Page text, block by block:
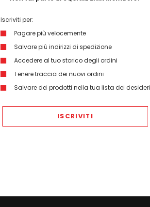
Iscriviti per:
Pagare più velocemente
Salvare più indirizzi di spedizione
Accedere al tuo storico degli ordini
Tenere traccia dei nuovi ordini
Salvare dei prodotti nella tua lista dei desideri
ISCRIVITI